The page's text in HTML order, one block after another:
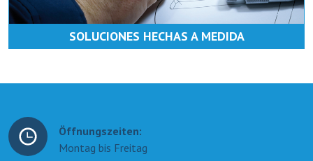
SOLUCIONES HECHAS A MEDIDA
Öffnungszeiten:
Montag bis Freitag